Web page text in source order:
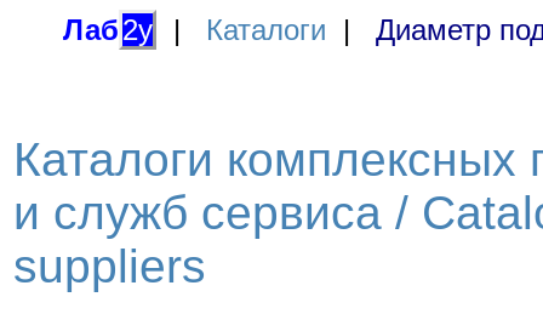
Лаб2у | Каталоги | Диаметр
Каталоги
и служб сервиса /
suppliers